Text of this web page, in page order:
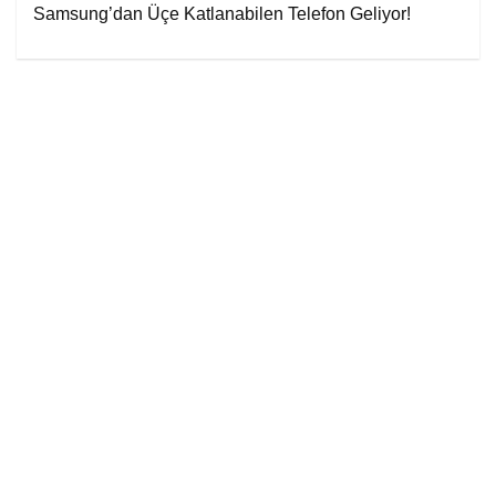
Samsung’dan Üçe Katlanabilen Telefon Geliyor!